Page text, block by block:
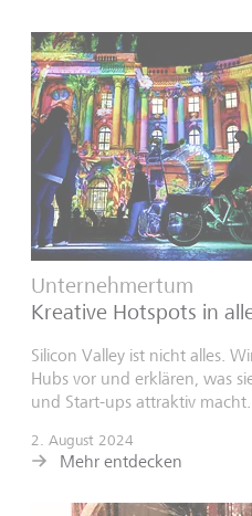
Unternehmertum
Kreative Hotspots in
Silicon Valley ist nicht alles.
Hubs vor und erklären, was
und Start-ups attraktiv macht.
2. August 2024
Mehr entdecken